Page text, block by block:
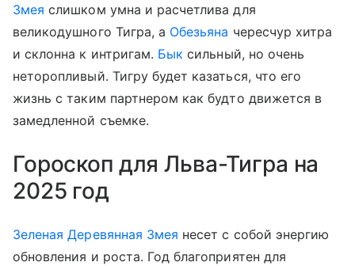
Змея слишком умна и расчетлива для
великодушного Тигра, а Обезьяна чересчур хитра
и склонна к интригам. Бык сильный, но очень
неторопливый. Тигру будет казаться, что его
жизнь с таким партнером как будто движется в
замедленной съемке.
Гороскоп для Льва-Тигра на
2025 год
Зеленая Деревянная Змея несет с собой энергию
обновления и роста. Год благоприятен для